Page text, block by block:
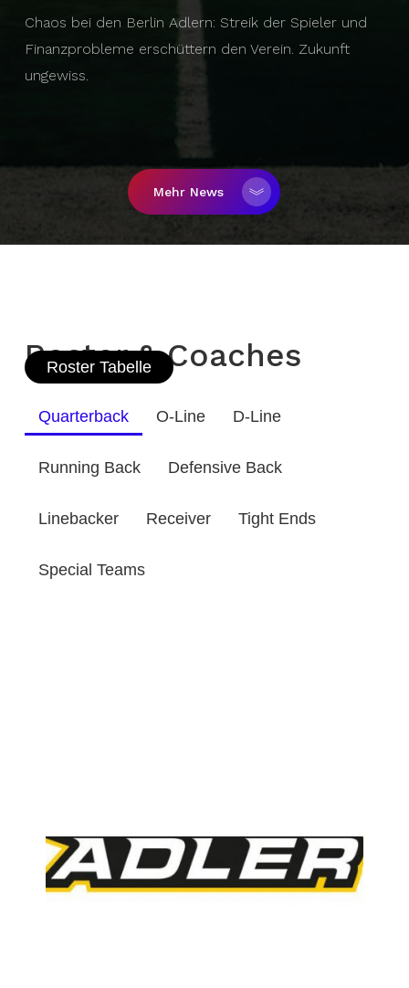
Chaos bei den Berlin Adlern: Streik der Spieler und
Finanzprobleme erschüttern den Verein. Zukunft
ungewiss.
Mehr News
Roster & Coaches
Quarterback O-Line D-Line
Running Back Defensive Back
Linebacker Receiver Tight Ends
Special Teams
Roster Tabelle